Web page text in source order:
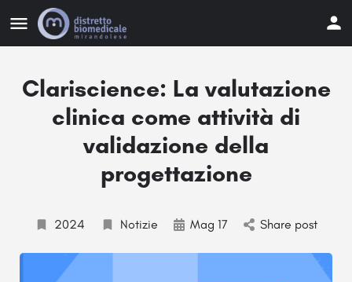
Clariscience: La valutazione
clinica come attività di
validazione della
progettazione
2024 Notizie Mag 17 Share post